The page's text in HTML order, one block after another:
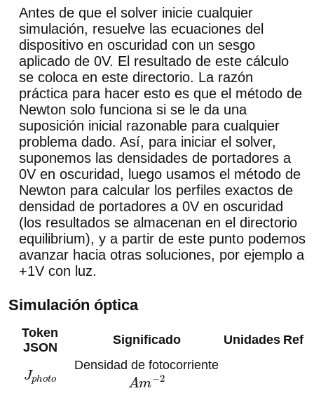
Antes de que el solver inicie cualquier
simulación, resuelve las ecuaciones del
dispositivo en oscuridad con un sesgo
aplicado de 0V. El resultado de este cálculo
se coloca en este directorio. La razón
práctica para hacer esto es que el método de
Newton solo funciona si se le da una
suposición inicial razonable para cualquier
problema dado. Así, para iniciar el solver,
suponemos las densidades de portadores a
0V en oscuridad, luego usamos el método de
Newton para calcular los perfiles exactos de
densidad de portadores a 0V en oscuridad
(los resultados se almacenan en el directorio
equilibrium), y a partir de este punto podemos
avanzar hacia otras soluciones, por ejemplo a
+1V con luz.
Simulación óptica
Token
JSON
Significado Unidades Ref
Jpho
Densidad de fotocorriente
Am−2